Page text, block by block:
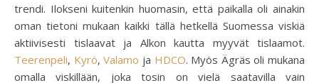
trendi. Ilokseni kuitenkin huomasin, että paikalla oli ainakin
oman tietoni mukaan kaikki tällä hetkellä Suomessa viskiä
aktiivisesti tislaavat ja Alkon kautta myyvät tislaamot.
Teerenpeli, Kyrö,Valamo ja HDCO. Myös Ägräs oli mukana
omalla viskillään, joka tosin on vielä saatavilla vain